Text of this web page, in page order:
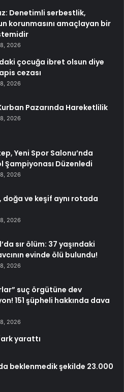
Denetimli serbestlik,
korunmasını amaçlayan bir
2026
çocuğa ibret olsun diye
cezası
2026
Pazarında Hareketlilik
2026
Yeni Spor Salonu’nda
Şampiyonası Düzenledi
2026
doğa ve keşif aynı rotada
2026
sır ölüm: 37 yaşındaki
evinde ölü bulundu!
2026
suç örgütüne dev
151 şüpheli hakkında dava
2026
yarattı
beklenmedik şekilde 23.000